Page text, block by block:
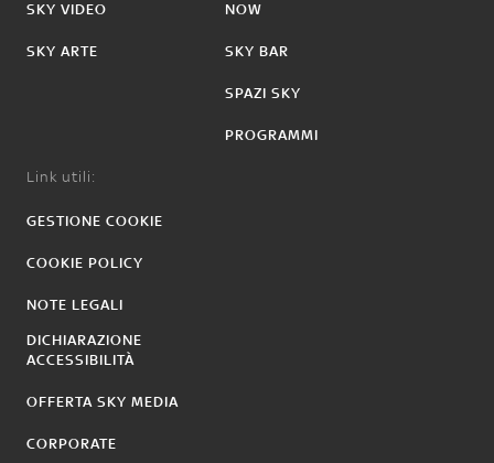
SKY VIDEO
SKY ARTE
NOW
SKY BAR
SPAZI SKY
PROGRAMMI
Link utili:
GESTIONE COOKIE
COOKIE POLICY
NOTE LEGALI
DICHIARAZIONE
ACCESSIBILITÀ
OFFERTA SKY MEDIA
CORPORATE